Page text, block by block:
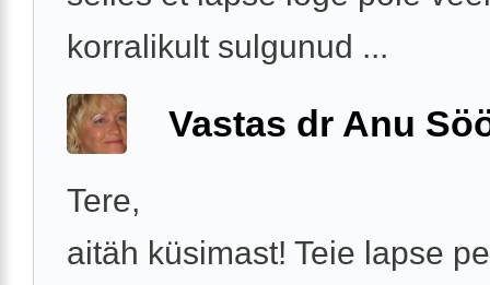
korralikult sulgunud ...
Vastas dr Anu
Tere,
aitäh küsimast! Teie lapse